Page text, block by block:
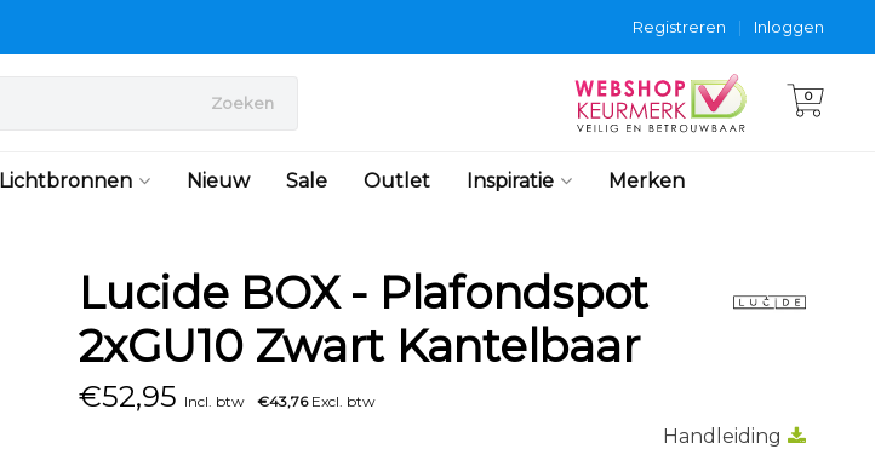
Inloggen
|
Registreren
Zoeken 0
Lichtbronnen Nieuw Sale Outlet Inspiratie Merken
Lucide BOX - Plafondspot
2xGU10 Zwart Kantelbaar
€52,95 Incl. btw €43,76Excl. btw
Handleiding